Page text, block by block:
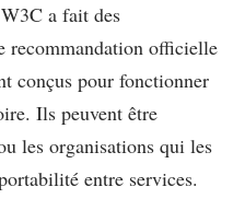
a fait des
recommandation officielle
conçus pour fonctionner
Ils peuvent être
les organisations qui les
entre services.